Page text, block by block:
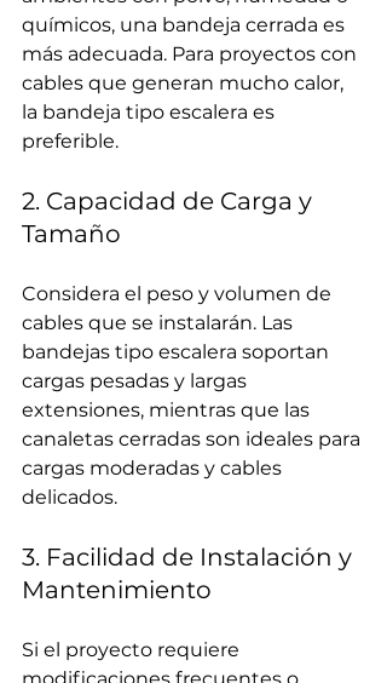
químicos, una bandeja cerrada es
más adecuada. Para proyectos con
cables que generan mucho calor,
la bandeja tipo escalera es
preferible.
2. Capacidad de Carga y
Tamaño
Considera el peso y volumen de
cables que se instalarán. Las
bandejas tipo escalera soportan
cargas pesadas y largas
extensiones, mientras que las
canaletas cerradas son ideales para
cargas moderadas y cables
delicados.
3. Facilidad de Instalación y
Mantenimiento
Si el proyecto requiere